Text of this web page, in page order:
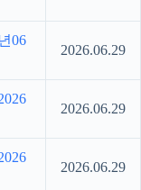
06
2026.06.29
2026.06.29
2026.06.29